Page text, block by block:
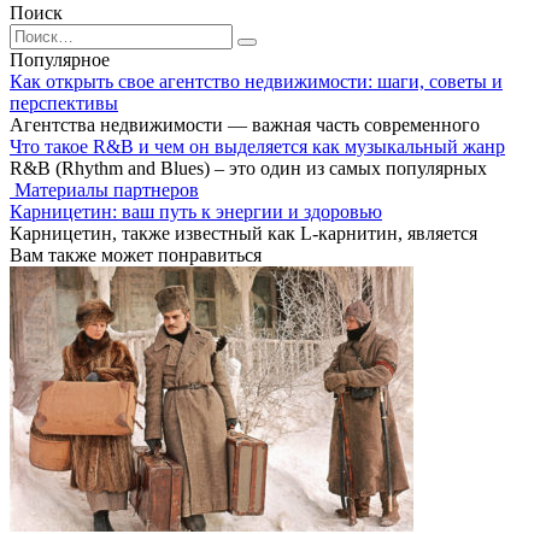
Поиск
Search
for:
Популярное
Как открыть свое агентство недвижимости: шаги, советы и
перспективы
Агентства недвижимости — важная часть современного
Что такое R&B и чем он выделяется как музыкальный жанр
R&B (Rhythm and Blues) – это один из самых популярных
Материалы партнеров
Карницетин: ваш путь к энергии и здоровью
Карницетин, также известный как L-карнитин, является
Вам также может понравиться